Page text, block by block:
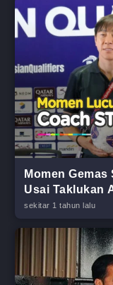
Momen
Usai Taklukan
sekitar 1 tahun lalu